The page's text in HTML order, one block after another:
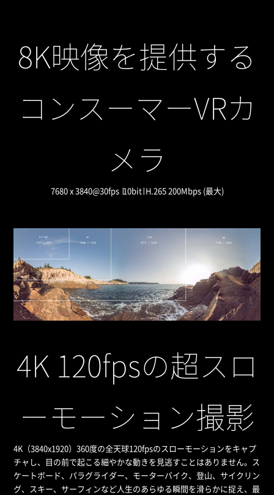
8K映像を提供する
コンスーマーVRカ
メラ
7680 x 3840@30fps ∣10bit∣ H.265 200Mbps (最大)
4K 120fpsの超スロ
ーモーション撮影
4K（3840x1920）360度の全天球120fpsのスローモーションをキャプ
チャし、目の前で起こる細やかな動きを見逃すことはありません。ス
ケートボード、パラグライダー、モーターバイク、登山、サイクリン
グ、スキー、サーフィンなど人生のあらゆる瞬間を滑らかに捉え、最